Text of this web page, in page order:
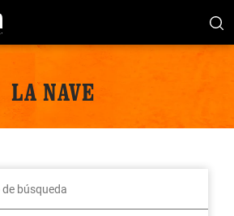
LA NAVE